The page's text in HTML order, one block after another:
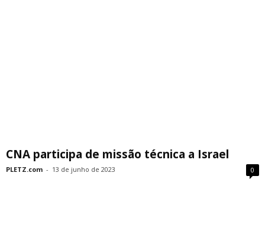
CNA participa de missão técnica a Israel
PLETZ.com - 13 de junho de 2023 0